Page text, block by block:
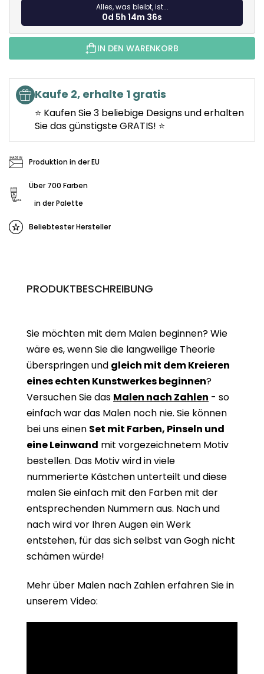
Alles, was bleibt, ist...
0d 5h 14m 35s
IN DEN WARENKORB
Kaufe 2, erhalte 1 gratis
⭐ Kaufen Sie 3 beliebige Designs und erhalten
Sie das günstigste GRATIS! ⭐
Produktion in der EU
Über 700 Farben
in der Palette
Beliebtester Hersteller
PRODUKTBESCHREIBUNG
Sie möchten mit dem Malen beginnen? Wie
wäre es, wenn Sie die langweilige Theorie
überspringen und gleich mit dem Kreieren
eines echten Kunstwerkes beginnen?
Versuchen Sie das Malen nach Zahlen - so
einfach war das Malen noch nie. Sie können
bei uns einen Set mit Farben, Pinseln und
eine Leinwand mit vorgezeichnetem Motiv
bestellen. Das Motiv wird in viele
nummerierte Kästchen unterteilt und diese
malen Sie einfach mit den Farben mit der
entsprechenden Nummern aus. Nach und
nach wird vor Ihren Augen ein Werk
entstehen, für das sich selbst van Gogh nicht
schämen würde!
Mehr über Malen nach Zahlen erfahren Sie in
unserem Video: